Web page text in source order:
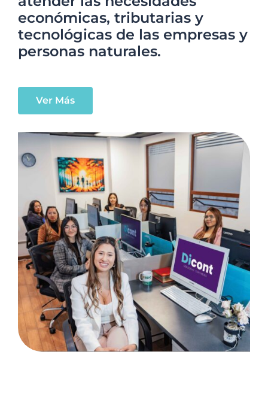
económicas, tributarias y
tecnológicas de las empresas y
personas naturales.
Ver Más